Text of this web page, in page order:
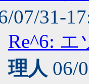
07/31-
Re^6:
理人 06/